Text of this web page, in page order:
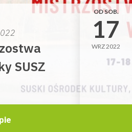
SUSZ
OD SOB.
17
WRZ 2022